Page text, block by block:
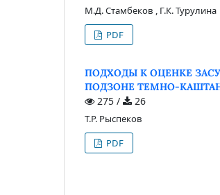
М.Д. Стамбеков , Г.К. Турулина
PDF
ПОДХОДЫ К ОЦЕНКЕ
ПОДЗОНЕ ТЕМНО-
275 / 26
Т.Р. Рыспеков
PDF